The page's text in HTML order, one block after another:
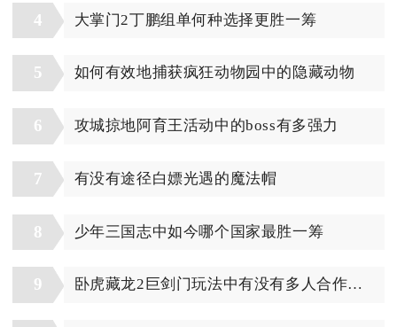
4 大掌门2丁鹏组单何种选择更胜一筹
5 如何有效地捕获疯狂动物园中的隐藏动物
6 攻城掠地阿育王活动中的boss有多强力
7 有没有途径白嫖光遇的魔法帽
8 少年三国志中如今哪个国家最胜一筹
9 卧虎藏龙2巨剑门玩法中有没有多人合作模式